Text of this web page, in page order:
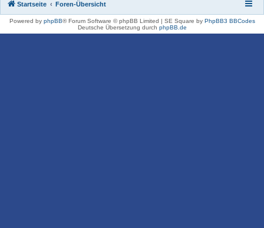
Startseite Foren-Übersicht
Powered by phpBB® Forum Software © phpBB Limited | SE Square by PhpBB3 BBCodes
Deutsche Übersetzung durch phpBB.de